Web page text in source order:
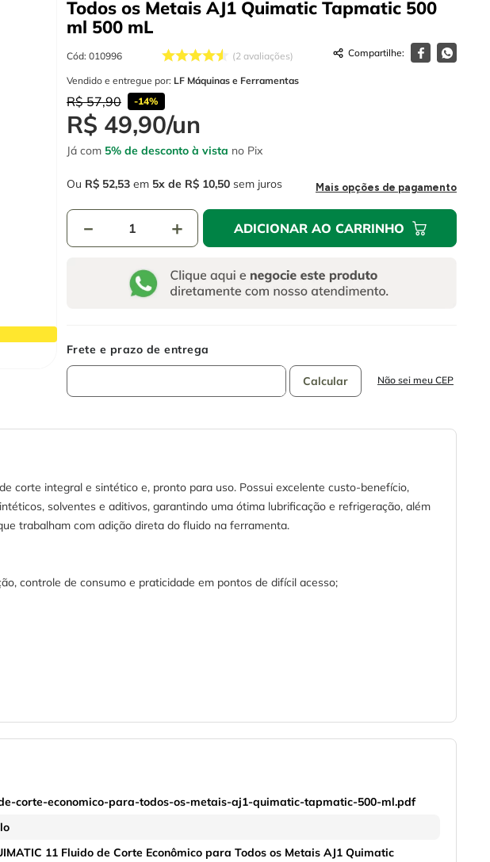
Todos os Metais AJ1 Quimatic Tapmatic 500
ml 500 mL
Cód: 010996 2 avaliações
Vendido e entregue por: LF Máquinas e Ferramentas
R$ 57,90 -14%
R$ 49,90/un
Já com 5% de desconto à vista no Pix
Ou R$ 52,53 em 5 R$ 10,50 sem juros Mais opções de pagamento
＋
－ ADICIONAR AO CARRINHO
Não sei meu CEP
corte integral e sintético e, pronto para uso. Possui excelente custo-benefício,
solventes e aditivos, garantindo uma ótima lubrificação e refrigeração, além
trabalham com adição direta do fluido na ferramenta.
controle de consumo e praticidade em pontos de difícil acesso;
corte-economico-para-todos-os-metais-aj1-quimatic-tapmatic-500-ml.pdf
11 Fluido de Corte Econômico para Todos os Metais AJ1 Quimatic